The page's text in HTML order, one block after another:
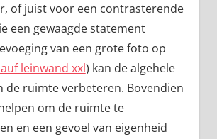
of juist voor een contrasterende
een gewaagde statement
van een grote foto op
leinwand xxl) kan de algehele
de ruimte verbeteren. Bovendien
om de ruimte te
en een gevoel van eigenheid